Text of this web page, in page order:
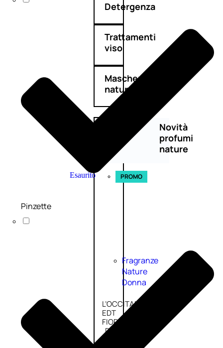
Detergenza
Trattamenti
viso
Maschere
nature
Novità
profumi
nature
Esaurito PROMO
Fragranze
Nature
Donna
L’OCCITANE
EDT
FIORI
DI
Pinzette